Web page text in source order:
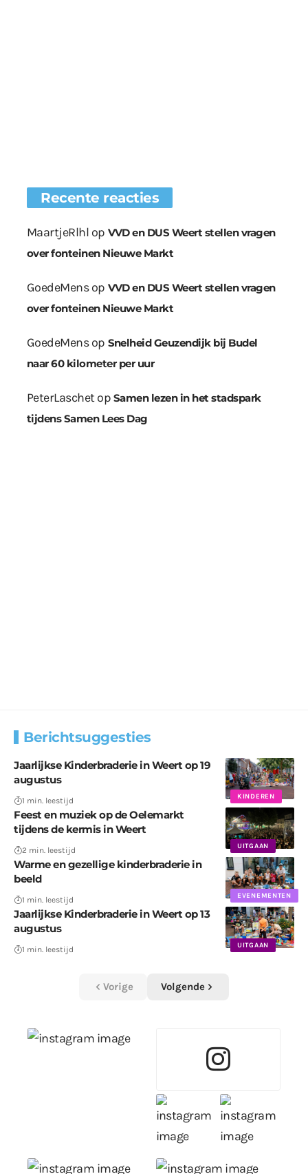
Recente reacties
MaartjeRlhl op VVD en DUS Weert stellen vragen
over fonteinen Nieuwe Markt
GoedeMensop VVD en DUS Weert stellen vragen
over fonteinen Nieuwe Markt
GoedeMensop Snelheid Geuzendijk bij Budel
naar 60 kilometer per uur
PeterLaschetop Samen lezen in het stadspark
tijdens Samen Lees Dag
Berichtsuggesties
KINDEREN
Jaarlijkse Kinderbraderie in Weert op 19
augustus
1 min. leestijd
UITGAAN
Feest en muziek op de Oelemarkt
tijdens de kermis in Weert
2 min. leestijd
EVENEMENTEN
Warme en gezellige kinderbraderie in
beeld
1 min. leestijd
UITGAAN
Jaarlijkse Kinderbraderie in Weert op 13
augustus
1 min. leestijd
Vorige Volgende